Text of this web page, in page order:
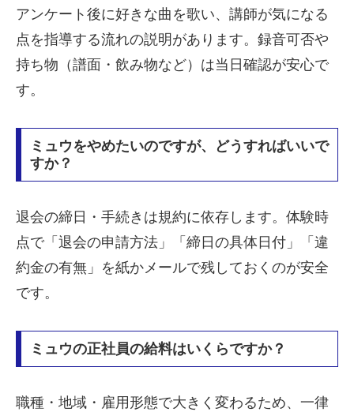
アンケート後に好きな曲を歌い、講師が気になる
点を指導する流れの説明があります。録音可否や
持ち物（譜面・飲み物など）は当日確認が安心で
す。
ミュウをやめたいのですが、どうすればいいで
すか？
退会の締日・手続きは規約に依存します。体験時
点で「退会の申請方法」「締日の具体日付」「違
約金の有無」を紙かメールで残しておくのが安全
です。
ミュウの正社員の給料はいくらですか？
職種・地域・雇用形態で大きく変わるため、一律